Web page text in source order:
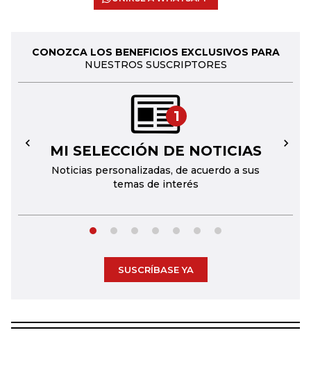
CONOZCA LOS BENEFICIOS EXCLUSIVOS PARA
NUESTROS SUSCRIPTORES
1
MI SELECCIÓN DE NOTICIAS
Noticias personalizadas, de acuerdo a sus
temas de interés
← →
SUSCRÍBASE YA